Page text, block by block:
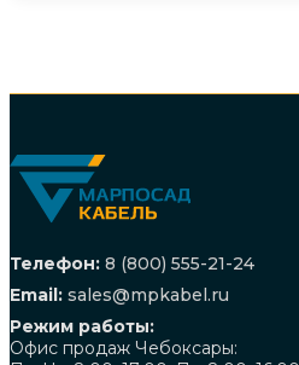
Телефон: 8 (800) 555-21-24
Email: sales@mpkabel.ru
Режим работы:
Офис продаж Чебоксары: